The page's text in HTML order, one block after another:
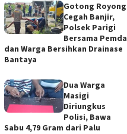
Gotong Royong
Cegah Banjir,
Polsek Parigi
Bersama Pemda
dan Warga Bersihkan Drainase
Bantaya
Dua Warga
Masigi
Diriungkus
Polisi, Bawa
Sabu 4,79 Gram dari Palu